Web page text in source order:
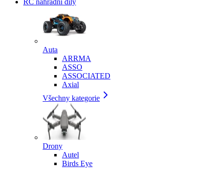
RC náhradní díly
Auta
ARRMA
ASSO
ASSOCIATED
Axial
Všechny kategorie
Drony
Autel
Birds Eye